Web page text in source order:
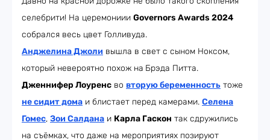
селебрити! На церемониии Governors Awards 2024
собрался весь цвет Голливуда.
Анджелина Джоли вышла в свет с сыном Ноксом,
который невероятно похож на Брэда Питта.
Дженнифер Лоуренс во вторую беременность тоже
не сидит дома и блистает перед камерами. Селена
Гомес, Зои Салдана и Карла Гаскон так сдружились
на съёмках, что даже на мероприятиях позируют